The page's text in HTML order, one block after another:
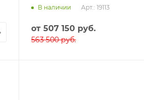
В наличии Арт.: 19113
от 507 150 руб.
563 500 руб.